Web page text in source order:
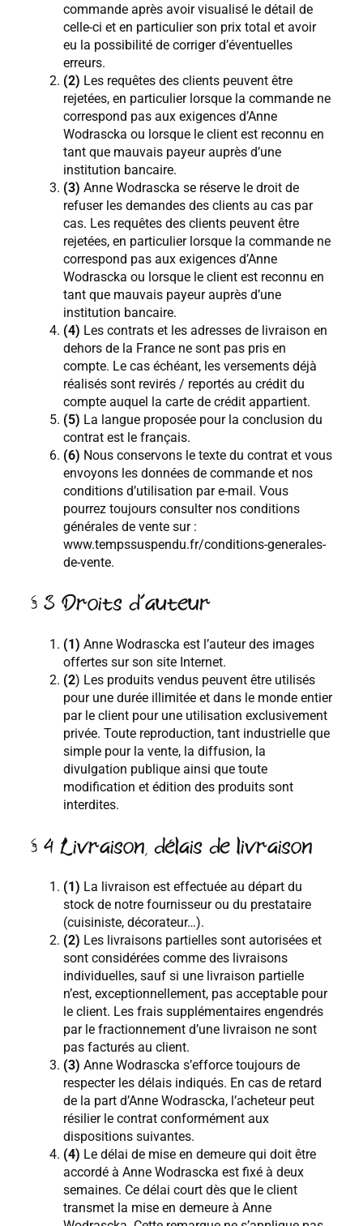
commande après avoir visualisé le détail de
celle-ci et en particulier son prix total et avoir
eu la possibilité de corriger d’éventuelles
erreurs.
(2) Les requêtes des clients peuvent être
rejetées, en particulier lorsque la commande ne
correspond pas aux exigences d’Anne
Wodrascka ou lorsque le client est reconnu en
tant que mauvais payeur auprès d’une
institution bancaire.
(3) Anne Wodrascka se réserve le droit de
refuser les demandes des clients au cas par
cas. Les requêtes des clients peuvent être
rejetées, en particulier lorsque la commande ne
correspond pas aux exigences d’Anne
Wodrascka ou lorsque le client est reconnu en
tant que mauvais payeur auprès d’une
institution bancaire.
(4) Les contrats et les adresses de livraison en
dehors de la France ne sont pas pris en
compte. Le cas échéant, les versements déjà
réalisés sont revirés / reportés au crédit du
compte auquel la carte de crédit appartient.
(5) La langue proposée pour la conclusion du
contrat est le français.
(6) Nous conservons le texte du contrat et vous
envoyons les données de commande et nos
conditions d’utilisation par e-mail. Vous
pourrez toujours consulter nos conditions
générales de vente sur :
www.tempssuspendu.fr/conditions-generales-
de-vente.
§ 3 Droits d’auteur
(1) Anne Wodrascka est l’auteur des images
offertes sur son site Internet.
(2) Les produits vendus peuvent être utilisés
pour une durée illimitée et dans le monde entier
par le client pour une utilisation exclusivement
privée. Toute reproduction, tant industrielle que
simple pour la vente, la diffusion, la
divulgation publique ainsi que toute
modification et édition des produits sont
interdites.
§ 4 Livraison, délais de livraison
(1) La livraison est effectuée au départ du
stock de notre fournisseur ou du prestataire
(cuisiniste, décorateur…).
(2) Les livraisons partielles sont autorisées et
sont considérées comme des livraisons
individuelles, sauf si une livraison partielle
n’est, exceptionnellement, pas acceptable pour
le client. Les frais supplémentaires engendrés
par le fractionnement d’une livraison ne sont
pas facturés au client.
(3) Anne Wodrascka s’efforce toujours de
respecter les délais indiqués. En cas de retard
de la part d’Anne Wodrascka, l’acheteur peut
résilier le contrat conformément aux
dispositions suivantes.
(4) Le délai de mise en demeure qui doit être
accordé à Anne Wodrascka est fixé à deux
semaines. Ce délai court dès que le client
transmet la mise en demeure à Anne